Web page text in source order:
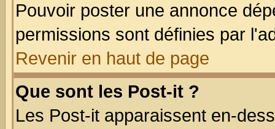
Pouvoir poster une annonce
permissions sont définies par
Revenir en haut de page
Que sont les Post-it ?
Les Post-it apparaissent en-